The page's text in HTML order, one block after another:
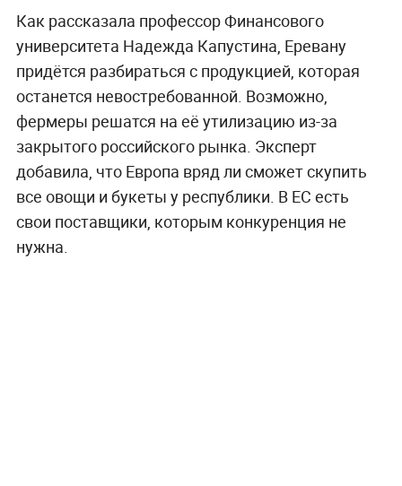
Как рассказала профессор Финансового
университета Надежда Капустина, Еревану
придётся разбираться с продукцией, которая
останется невостребованной. Возможно,
фермеры решатся на её утилизацию из-за
закрытого российского рынка. Эксперт
добавила, что Европа вряд ли сможет скупить
все овощи и букеты у республики. В ЕС есть
свои поставщики, которым конкуренция не
нужна.